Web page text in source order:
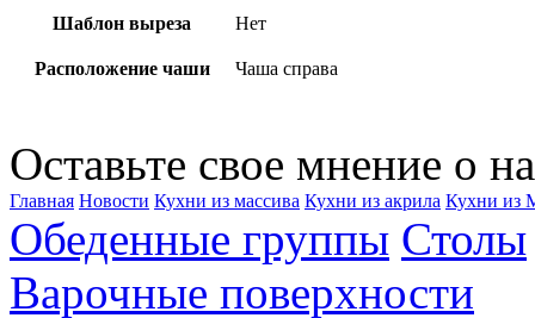
Шаблон выреза Нет
Расположение чаши Чаша справа
Оставьте свое мнение о
Главная Новости Кухни из массива Кухни из акрила Кухни из
Обеденные группы Столы
Варочные поверхности